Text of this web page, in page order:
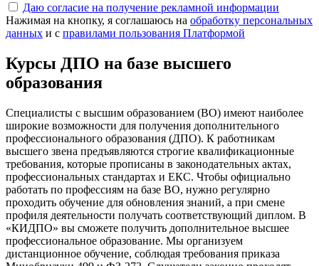
Даю согласие на получение рекламной информации
Нажимая на кнопку, я соглашаюсь на обработку персональных
данных и с правилами пользования Платформой
Курсы ДПО на базе высшего
образования
Специалисты с высшим образованием (ВО) имеют наиболее
широкие возможности для получения дополнительного
профессионального образования (ДПО). К работникам
высшего звена предъявляются строгие квалификационные
требования, которые прописаны в законодательных актах,
профессиональных стандартах и ЕКС. Чтобы официально
работать по профессиям на базе ВО, нужно регулярно
проходить обучение для обновления знаний, а при смене
профиля деятельности получать соответствующий диплом. В
«КИДПО» вы сможете получить дополнительное высшее
профессиональное образование. Мы организуем
дистанционное обучение, соблюдая требования приказа